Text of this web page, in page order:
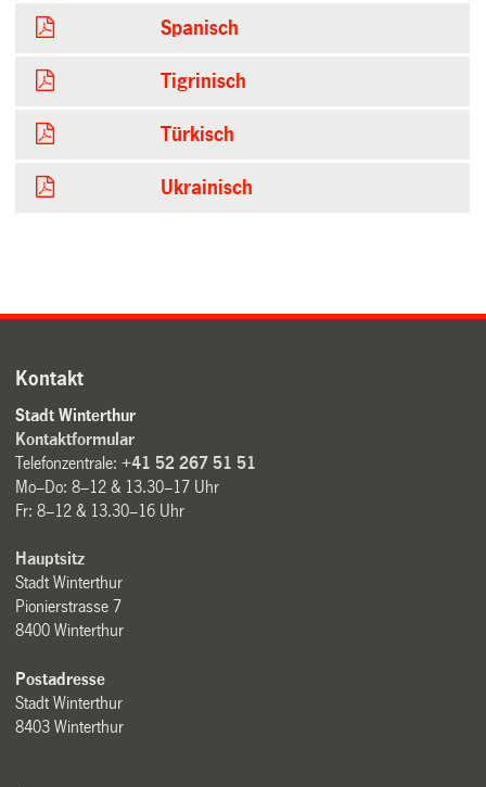
Spanisch
Tigrinisch
Türkisch
Ukrainisch
Kontakt
Stadt Winterthur
Kontaktformular
Telefonzentrale:+41 52 267 51 51
Mo–Do: 8–12 & 13.30–17 Uhr
Fr: 8–12 & 13.30–16 Uhr
Hauptsitz
Stadt Winterthur
Pionierstrasse 7
8400 Winterthur
Postadresse
Stadt Winterthur
8403 Winterthur